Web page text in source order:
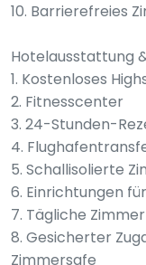
10. Barrierefreies
Hotelausstattung
1. Kostenloses
2. Fitnesscenter
3. 24-Stunden-
4.
5. Schallisolierte
6. Einrichtungen
7. Tägliche
8. Gesicherter
Zimmersafe